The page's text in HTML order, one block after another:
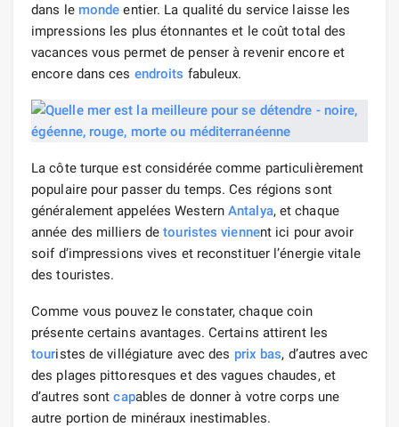
dans le monde entier. La qualité du service laisse les
impressions les plus étonnantes et le coût total des
vacances vous permet de penser à revenir encore et
encore dans ces endroits fabuleux.
La côte turque est considérée comme particulièrement
populaire pour passer du temps. Ces régions sont
généralement appelées WesternAntalya, et chaque
année des milliers detouristes viennent ici pour avoir
soif d’impressions vives et reconstituer l’énergie vitale
des touristes.
Comme vous pouvez le constater, chaque coin
présente certains avantages. Certains attirent les
touristes de villégiature avec des prix bas, d’autres avec
des plages pittoresques et des vagues chaudes, et
d’autres sontcapables de donner à votre corps une
autre portion de minéraux inestimables.